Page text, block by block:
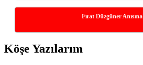
Fırat Düzgüner Anısına
Köşe Yazılarım